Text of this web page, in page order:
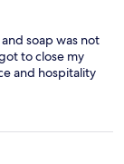
soap was not
to close my
and hospitality